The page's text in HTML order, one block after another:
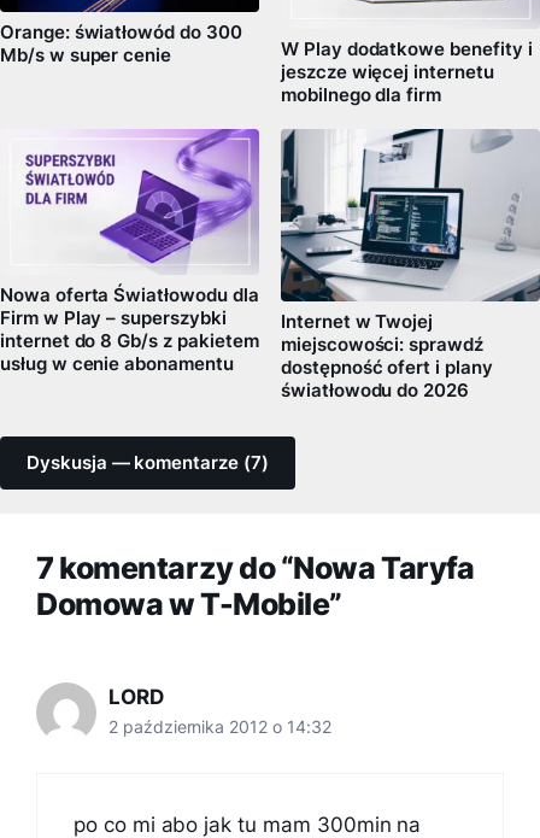
Orange: światłowód do 300
Mb/s w super cenie
W Play dodatkowe benefity i
jeszcze więcej internetu
mobilnego dla firm
Nowa oferta Światłowodu dla
Firm w Play – superszybki
internet do 8 Gb/s z pakietem
usług w cenie abonamentu
Internet w Twojej
miejscowości: sprawdź
dostępność ofert i plany
światłowodu do 2026
Dyskusja — komentarze (7)
7 komentarzy do “Nowa Taryfa
Domowa w T-Mobile”
LORD
2 października 2012 o 14:32
po co mi abo jak tu mam 300min na